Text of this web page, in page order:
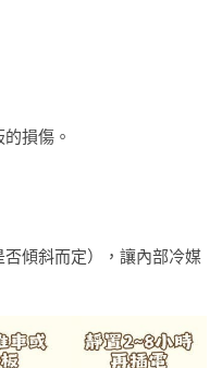
損傷。
否傾斜而定），讓內部冷媒